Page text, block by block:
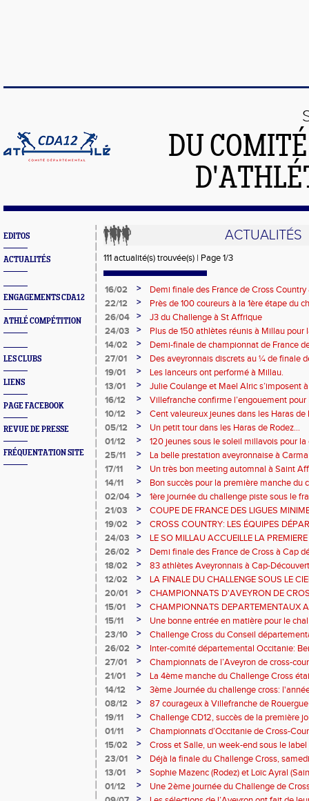
DU
EDITOS
ACTUALITÉS
ENGAGEMENTS CDA12
ATHLÉ COMPÉTITION
LES CLUBS
LIENS
PAGE FACEBOOK
REVUE DE PRESSE
FRÉQUENTATION SITE
ACTUALITÉS
111 actualité(s) trouvée(s) | Page 1/3
16/02 >
Demi finale des France de Cross
BEF BEM a honoré le maillot!
22/12 >
Près de 100 coureurs à la 1ère étape du
de Rouergue
26/04 >
J3 du Challenge à St Affrique
24/03
>
Plus de 150 athlètes réunis à Millau
piste
14/02 >
Demi-finale de championnat de France
et Benjamins Aveyronnais dans la boue
27/01 >
Des aveyronnais discrets au ¼ de finale
19/01
>
Les lanceurs ont performé à Millau.
13/01
>
Julie Coulange et Mael Alric s’imposent
16/12
>
Villefranche confirme l’engouement pour
10/12
>
Cent valeureux jeunes dans les Haras de
05/12
>
Un petit tour dans les Haras de Rodez...
01/12
>
120 jeunes sous le soleil millavois pour
Challenge Cross
25/11 >
La belle prestation aveyronnaise à
17/11
>
Un très bon meeting automnal à Saint
14/11
>
Bon succès pour la première manche du
02/04
>
1ère journée du challenge piste sous le
21/03
>
COUPE DE FRANCE DES LIGUES
(ACSA) AU BOUT DE L'EFFORT EN
AUTRES AVEYRONNAIS ONT PORTE
DEPARTEMENT
19/02 >
CROSS COUNTRY: LES ÉQUIPES
ET BENJAMINS ONT PORTE LE
CARCASSONNE
24/03 >
LE SO MILLAU ACCUEILLE LA
PISTE
26/02 >
Demi finale des France de Cross à Cap
Benjamins ont couru sous les couleurs
18/02 >
83 athlètes Aveyronnais à Cap-
avant le France de cross country.
12/02 >
LA FINALE DU CHALLENGE SOUS LE
DE PANAT
20/01 >
CHAMPIONNATS D'AVEYRON DE
VABRE
15/01 >
CHAMPIONNATS DEPARTEMENTAUX
LONGS A MILLAU
15/11 >
Une bonne entrée en matière pour le
aveyronnais
23/10 >
Challenge Cross du Conseil
novembre à La Primaube
26/02 >
Inter-comité départemental Occitanie:
Aveyronnais aux places d'honneur!
27/01 >
Championnats de l’Aveyron de cross-
faille du SO Millau
21/01 >
La 4ème manche du Challenge Cross
14/12
>
3ème Journée du challenge cross:
soleil de Vabre
08/12 >
87 courageux à Villefranche de
19/11
>
Challenge CD12, succès de la première
01/11
>
Championnats d’Occitanie de Cross-
ont montré le maillot de l'Aveyron aux
15/02 >
Cross et Salle, un week-end sous le
département.
23/01 >
Déjà la finale du Challenge Cross,
Panat
13/01 >
Sophie Mazenc (Rodez) et Loïc Ayral
Rome
01/12 >
Une 2ème journée du Challenge de
Villefranche de Rouergue